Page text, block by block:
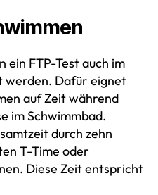
FTP-Test auch im
werden. Dafür eignet
auf Zeit während
im Schwimmbad.
durch zehn
T-Time oder
Diese Zeit entspricht